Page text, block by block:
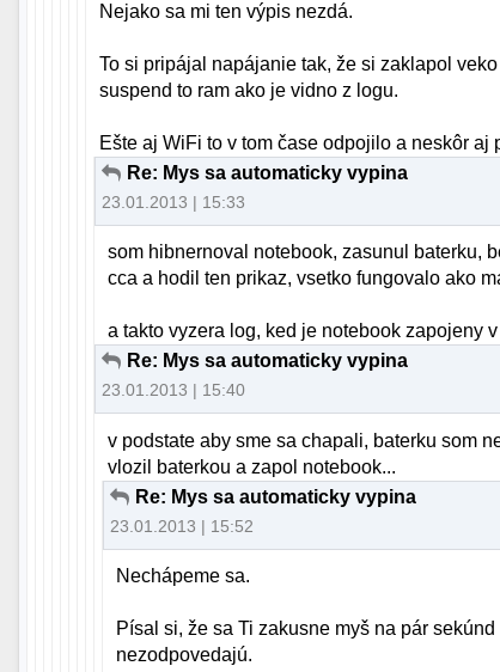
Nejako sa mi ten výpis nezdá.
To si pripájal napájanie tak, že si zaklapol
suspend to ram ako je vidno z logu.
Ešte aj WiFi to v tom čase odpojilo a neskôr aj
Re: Mys sa automaticky vypina
23.01.2013 | 15:33
som hibnernoval notebook, zasunul baterku,
cca a hodil ten prikaz, vsetko fungovalo ako
a takto vyzera log, ked je notebook zapojeny
Re: Mys sa automaticky vypina
23.01.2013 | 15:40
v podstate aby sme sa chapali, baterku som
vlozil baterkou a zapol notebook...
Re: Mys sa automaticky vypina
23.01.2013 | 15:52
Nechápeme sa.
Písal si, že sa Ti zakusne myš na pár
nezodpovedajú.